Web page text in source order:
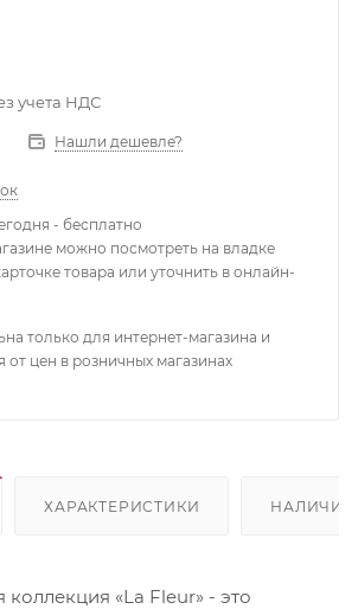
учета НДС
Нашли дешевле?
- бесплатно
можно посмотреть на владке
товара или уточнить в онлайн-
только для интернет-магазина и
от цен в розничных магазинах
ХАРАКТЕРИСТИКИ НАЛИЧИЕ
коллекция «La Fleur» - это